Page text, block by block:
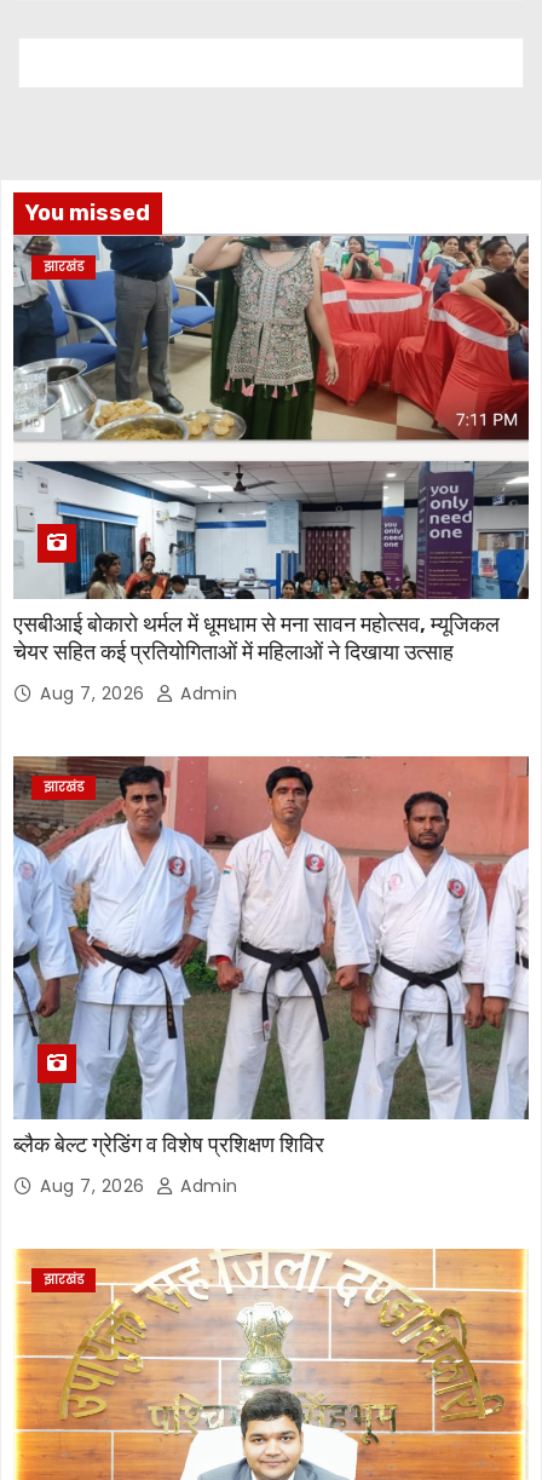
You missed
झारखंड
एसबीआई बोकारो थर्मल में धूमधाम से मना सावन महोत्सव, म्यूजिकल
चेयर सहित कई प्रतियोगिताओं में महिलाओं ने दिखाया उत्साह
Aug 7, 2026 Admin
झारखंड
ब्लैक बेल्ट ग्रेडिंग व विशेष प्रशिक्षण शिविर
Aug 7, 2026 Admin
झारखंड